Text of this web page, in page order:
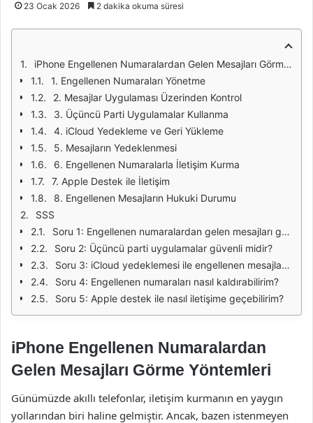
23 Ocak 2026 2 dakika okuma süresi
iPhone Engellenen Numaralardan Gelen Mesajları Görme Yöntemleri
1. Engellenen Numaraları Yönetme
2. Mesajlar Uygulaması Üzerinden Kontrol
3. Üçüncü Parti Uygulamalar Kullanma
4. iCloud Yedekleme ve Geri Yükleme
5. Mesajların Yedeklenmesi
6. Engellenen Numaralarla İletişim Kurma
7. Apple Destek ile İletişim
8. Engellenen Mesajların Hukuki Durumu
SSS
Soru 1: Engellenen numaralardan gelen mesajları görmek mümkün mü?
Soru 2: Üçüncü parti uygulamalar güvenli midir?
Soru 3: iCloud yedeklemesi ile engellenen mesajları geri getirebilir miyim?
Soru 4: Engellenen numaraları nasıl kaldırabilirim?
Soru 5: Apple destek ile nasıl iletişime geçebilirim?
iPhone Engellenen Numaralardan
Gelen Mesajları Görme Yöntemleri
Günümüzde akıllı telefonlar, iletişim kurmanın en yaygın
yollarından biri haline gelmiştir. Ancak, bazen istenmeyen